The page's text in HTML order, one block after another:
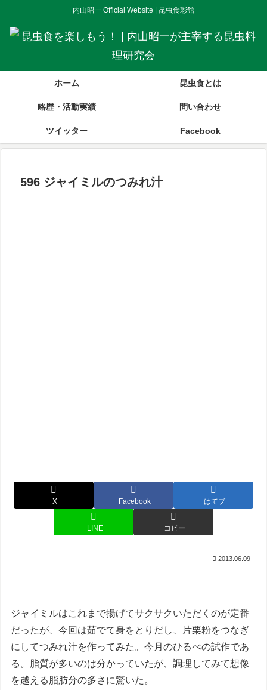
内山昭一 Official Website | 昆虫食彩館
ホーム 昆虫食とは
略歴・活動実績 問い合わせ
ツイッター Facebook
596 ジャイミルのつみれ汁
X Facebook はてブ
LINE コピー
2013.06.09
ジャイミルはこれまで揚げてサクサクいただくのが定番
だったが、今回は茹でて身をとりだし、片栗粉をつなぎ
にしてつみれ汁を作ってみた。今月のひるべの試作であ
る。脂質が多いのは分かっていたが、調理してみて想像
を越える脂肪分の多さに驚いた。